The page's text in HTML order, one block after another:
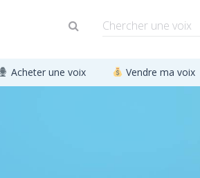
Acheter une voix Vendre ma voix